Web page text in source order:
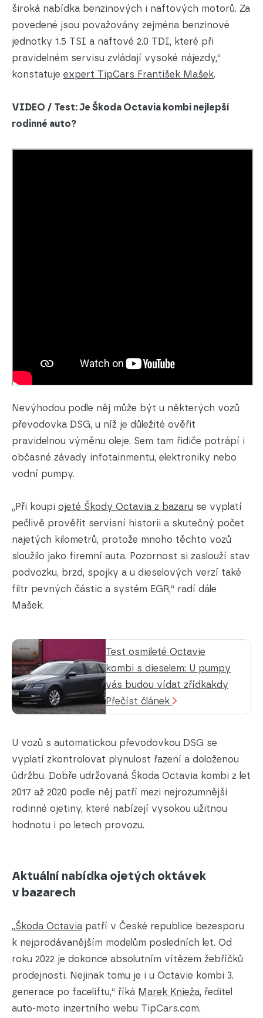
široká nabídka benzinových i naftových motorů. Za
povedené jsou považovány zejména benzinové
jednotky 1.5 TSI a naftové 2.0 TDI, které při
pravidelném servisu zvládají vysoké nájezdy,“
konstatuje expert TipCars František Mašek.
VIDEO / Test: Je Škoda Octavia kombi nejlepší
rodinné auto?
Nevýhodou podle něj může být u některých vozů
převodovka DSG, u níž je důležité ověřit
pravidelnou výměnu oleje. Sem tam řidiče potrápí i
občasné závady infotainmentu, elektroniky nebo
vodní pumpy.
„Při koupi ojeté Škody Octavia z bazaru se vyplatí
pečlivě prověřit servisní historii a skutečný počet
najetých kilometrů, protože mnoho těchto vozů
sloužilo jako firemní auta. Pozornost si zaslouží stav
podvozku, brzd, spojky a u dieselových verzí také
filtr pevných částic a systém EGR,“ radí dále
Mašek.
Test osmileté Octavie
kombi s dieselem: U pumpy
vás budou vídat zřídkakdy
Přečíst článek
U vozů s automatickou převodovkou DSG se
vyplatí zkontrolovat plynulost řazení a doloženou
údržbu. Dobře udržovaná Škoda Octavia kombi z let
2017 až 2020 podle něj patří mezi nejrozumnější
rodinné ojetiny, které nabízejí vysokou užitnou
hodnotu i po letech provozu.
Aktuální nabídka ojetých oktávek
v bazarech
„Škoda Octavia patří v České republice bezesporu
k nejprodávanějším modelům posledních let. Od
roku 2022 je dokonce absolutním vítězem žebříčků
prodejnosti. Nejinak tomu je i u Octavie kombi 3.
generace po faceliftu,“ říká Marek Knieža, ředitel
auto-moto inzertního webu TipCars.com.